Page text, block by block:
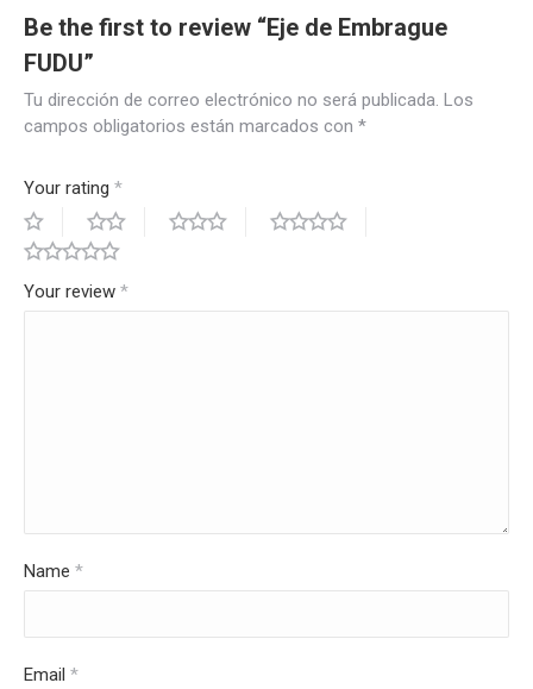
Be the first to review “Eje de Embrague
FUDU”
Tu dirección de correo electrónico no será publicada. Los
campos obligatorios están marcados con *
Your rating *
Your review *
Name *
Email *